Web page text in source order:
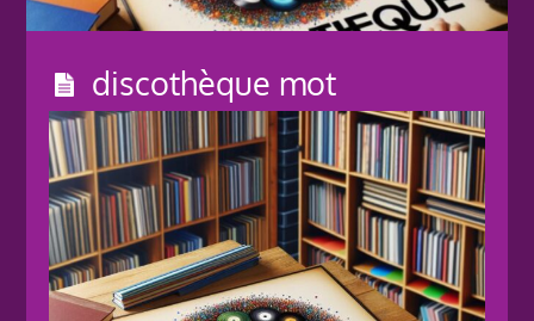
discothèque mot